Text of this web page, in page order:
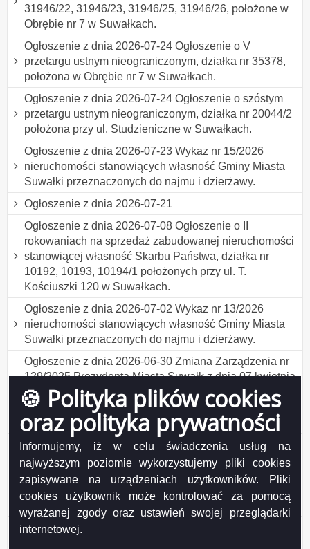
🍪 Polityka plików cookies
oraz polityka prywatności
Informujemy, iż w celu świadczenia usług na
najwyższym poziomie wykorzystujemy pliki cookies
zapisywane na urządzeniach użytkowników. Pliki
cookies użytkownik może kontrolować za pomocą
wyrażanej zgody oraz ustawień swojej przeglądarki
internetowej.
31946/22, 31946/23, 31946/25, 31946/26, położone w
Obrębie nr 7 w Suwałkach.
Ogłoszenie z dnia 2026-07-24 Ogłoszenie o V
przetargu ustnym nieograniczonym, działka nr 35378,
położona w Obrębie nr 7 w Suwałkach.
Ogłoszenie z dnia 2026-07-24 Ogłoszenie o szóstym
przetargu ustnym nieograniczonym, działka nr 20044/2
położona przy ul. Studzieniczne w Suwałkach.
Ogłoszenie z dnia 2026-07-23 Wykaz nr 15/2026
nieruchomości stanowiących własność Gminy Miasta
Suwałki przeznaczonych do najmu i dzierżawy.
Ogłoszenie z dnia 2026-07-21
Ogłoszenie z dnia 2026-07-08 Ogłoszenie o II
rokowaniach na sprzedaż zabudowanej nieruchomości
stanowiącej własność Skarbu Państwa, działka nr
10192, 10193, 10194/1 położonych przy ul. T.
Kościuszki 120 w Suwałkach.
Ogłoszenie z dnia 2026-07-02 Wykaz nr 13/2026
nieruchomości stanowiących własność Gminy Miasta
Suwałki przeznaczonych do najmu i dzierżawy.
Ogłoszenie z dnia 2026-06-30 Zmiana Zarządzenia nr
129/2025 Prezydenta Miasta Suwałk z dnia 07 kwietnia
2025 r. w sprawie ustalenia formularza wniosku o
udzielenie bonifikaty w ramach programu "Działki
budowlane dla młodych w Suwałkach" .
Ogłoszenie z dnia 2026-06-17 Wykaz nieruchomości
stanowiącej własność Miasta Suwałk przeznaczonej
do sprzedaży w drodze przetargu ustnego
nieograniczonego (działki nr 35877, 35878, 35879,
35880, 35881/2, 35882/1)..
Ogłoszenie z dnia 2026-06-17 Wykaz nieruchomości